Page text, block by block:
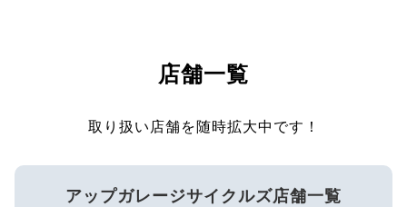
店舗一覧
取り扱い店舗を随時拡大中です！
アップガレージサイクルズ店舗一覧